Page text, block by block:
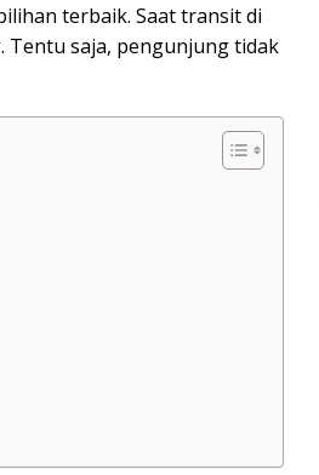
terbaik. Saat transit di
Tentu saja, pengunjung tidak